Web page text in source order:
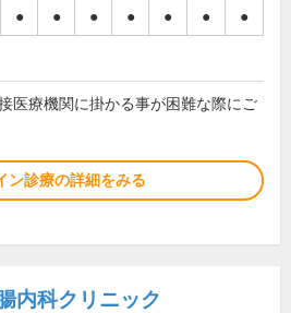
● ● ● ● ● ● ●
医療機関に掛かる事が困難な際にご
ン診療の詳細をみる
内科クリニック